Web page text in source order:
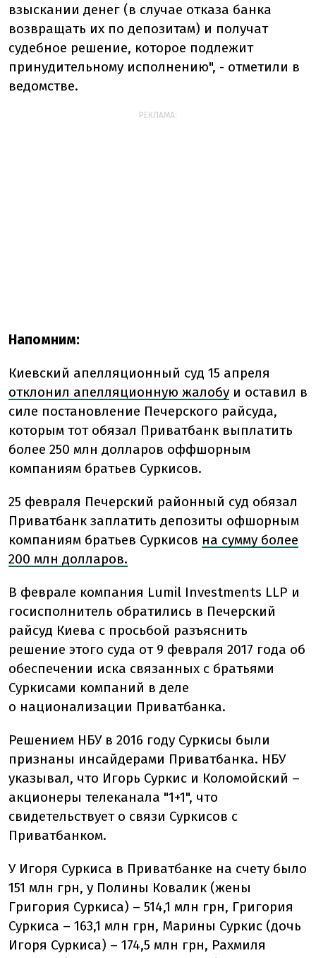
взыскании денег (в случае отказа банка
возвращать их по депозитам) и получат
судебное решение, которое подлежит
принудительному исполнению", - отметили в
ведомстве.
РЕКЛАМА:
Напомним:
Киевский апелляционный суд 15 апреля
отклонил апелляционную жалобу и оставил в
силе постановление Печерского райсуда,
которым тот обязал Приватбанк выплатить
более 250 млн долларов оффшорным
компаниям братьев Суркисов.
25 февраля Печерский районный суд обязал
Приватбанк заплатить депозиты офшорным
компаниям братьев Суркисов на сумму более
200 млн долларов.
В феврале компания Lumil Investments LLP и
госисполнитель обратились в Печерский
райсуд Киева с просьбой разъяснить
решение этого суда от 9 февраля 2017 года об
обеспечении иска связанных с братьями
Суркисами компаний в деле
о национализации Приватбанка.
Решением НБУ в 2016 году Суркисы были
признаны инсайдерами Приватбанка. НБУ
указывал, что Игорь Суркис и Коломойский –
акционеры телеканала "1+1", что
свидетельствует о связи Суркисов с
Приватбанком.
У Игоря Суркиса в Приватбанке на счету было
151 млн грн, у Полины Ковалик (жены
Григория Суркиса) – 514,1 млн грн, Григория
Суркиса – 163,1 млн грн, Марины Суркис (дочь
Игоря Суркиса) – 174,5 млн грн, Рахмиля